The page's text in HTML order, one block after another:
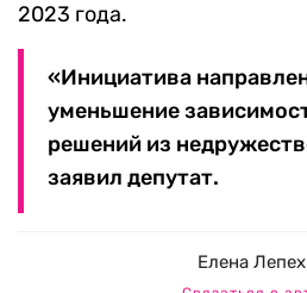
2023 года.
«Инициатива
уменьшение
решений из
заявил депутат.
Елена